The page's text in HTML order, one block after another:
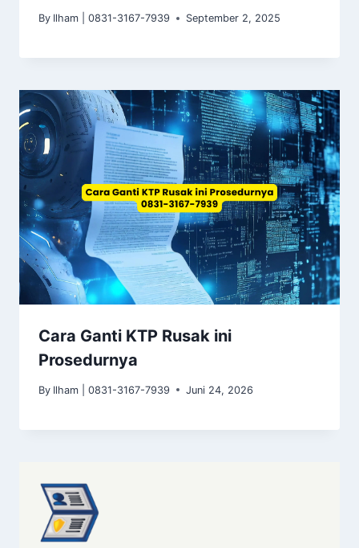
By Ilham | 0831-3167-7939 September 2, 2025
Cara Ganti KTP Rusak ini
Prosedurnya
By Ilham | 0831-3167-7939 Juni 24, 2026